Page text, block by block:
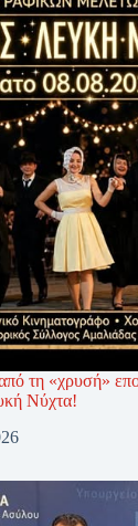
τη «χρυσή»
Νύχτα!